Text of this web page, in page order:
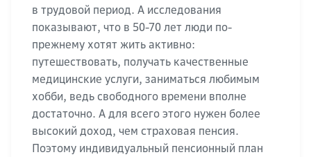
в трудовой период. А исследования
показывают, что в 50-70 лет люди по-
прежнему хотят жить активно:
путешествовать, получать качественные
медицинские услуги, заниматься любимым
хобби, ведь свободного времени вполне
достаточно. А для всего этого нужен более
высокий доход, чем страховая пенсия.
Поэтому индивидуальный пенсионный план